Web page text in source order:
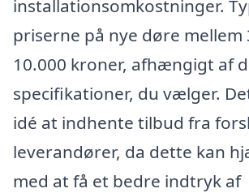
installationsomkostninger.
priserne på nye døre mellem
10.000 kroner, afhængigt af
specifikationer, du vælger.
idé at indhente tilbud fra
leverandører, da dette kan
med at få et bedre indtryk af